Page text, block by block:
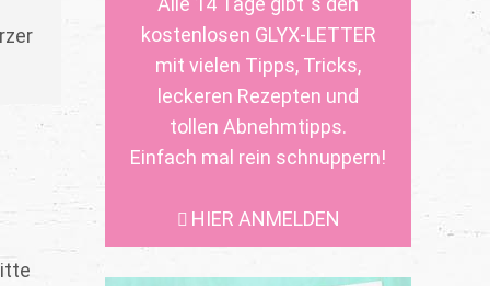
kostenlosen GLYX-LETTER
mit vielen Tipps, Tricks,
leckeren Rezepten und
tollen Abnehmtipps.
Einfach mal rein schnuppern!
HIER ANMELDEN